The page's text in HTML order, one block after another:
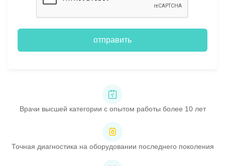
Врачи высшей категории с опытом работы более 10 лет
Точная диагностика на оборудовании последнего поколения
отправить